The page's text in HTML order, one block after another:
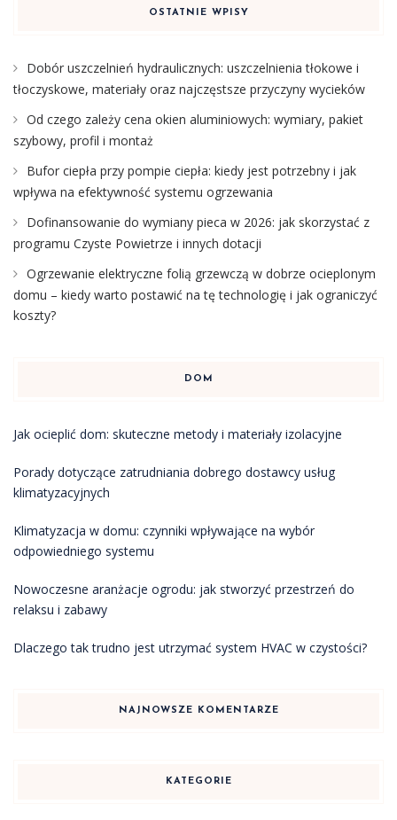
OSTATNIE WPISY
Dobór uszczelnień hydraulicznych: uszczelnienia tłokowe i
tłoczyskowe, materiały oraz najczęstsze przyczyny wycieków
Od czego zależy cena okien aluminiowych: wymiary, pakiet
szybowy, profil i montaż
Bufor ciepła przy pompie ciepła: kiedy jest potrzebny i jak
wpływa na efektywność systemu ogrzewania
Dofinansowanie do wymiany pieca w 2026: jak skorzystać z
programu Czyste Powietrze i innych dotacji
Ogrzewanie elektryczne folią grzewczą w dobrze ocieplonym
domu – kiedy warto postawić na tę technologię i jak ograniczyć
koszty?
DOM
Jak ocieplić dom: skuteczne metody i materiały izolacyjne
Porady dotyczące zatrudniania dobrego dostawcy usług
klimatyzacyjnych
Klimatyzacja w domu: czynniki wpływające na wybór
odpowiedniego systemu
Nowoczesne aranżacje ogrodu: jak stworzyć przestrzeń do
relaksu i zabawy
Dlaczego tak trudno jest utrzymać system HVAC w czystości?
NAJNOWSZE KOMENTARZE
KATEGORIE